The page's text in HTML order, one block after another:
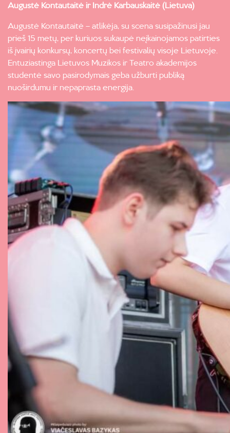
Augustė Kontautaitė ir Indrė Karbauskaitė (Lietuva)
Augustė Kontautaitė – atlikėja, su scena susipažinusi jau
prieš 15 metų, per kuriuos sukaupė neįkainojamos patirties
iš įvairių konkursų, koncertų bei festivalių visoje Lietuvoje.
Entuziastinga Lietuvos Muzikos ir Teatro akademijos
studentė savo pasirodymais geba užburti publiką
nuoširdumu ir nepaprasta energija.